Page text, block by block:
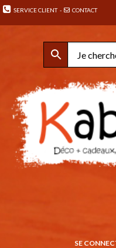
SERVICE CLIENT- CONTACT
SE